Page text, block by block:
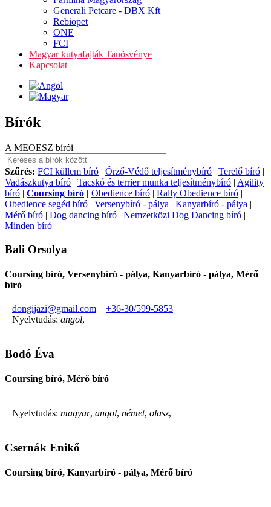
Generali Petcare - DBX Kft
Rebiopet
ONE
FCI
Magyar kutyafajták Tanösvénye
Kapcsolat
Bírók
A MEOESZ bírói
Szűrés: FCI küllem bíró | Őrző-Védő teljesítménybíró | Terelő bíró |
Vadászkutya bíró | Tacskó és terrier munka teljesítménybíró | Agility
bíró | Coursing bíró | Obedience bíró | Rally Obedience bíró |
Obedience segéd bíró | Versenybíró - pálya | Kanyarbíró - pálya |
Mérő bíró | Dog dancing bíró | Nemzetközi Dog Dancing bíró |
Minden bíró
Bali Orsolya
Coursing bíró, Versenybíró - pálya, Kanyarbíró - pálya, Mérő
bíró
dongijazi@gmail.com
+36-30/599-5853
Nyelvtudás: angol,
Bodó Éva
Coursing bíró, Mérő bíró
Nyelvtudás: magyar, angol, német, olasz,
Csernák Enikő
Coursing bíró, Kanyarbíró - pálya, Mérő bíró